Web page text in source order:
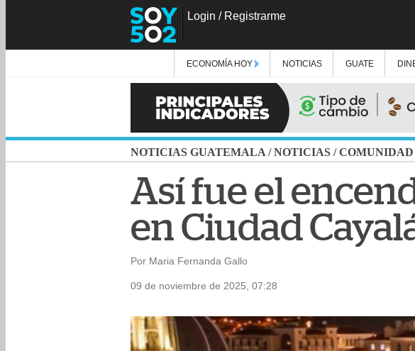
Login / Registrarme
ECONOMÍA HOY NOTICIAS GUATE
NOTICIAS GUATEMALA /NOTICIAS /COMUNIDAD
Así fue el
en Ciudad
Por Maria Fernanda Gallo
09 de noviembre de 2025, 07:28